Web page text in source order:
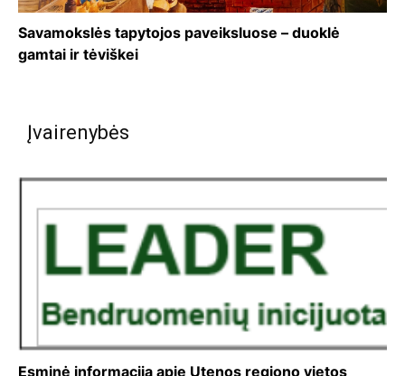
Savamokslės tapytojos paveiksluose – duoklė
gamtai ir tėviškei
Įvairenybės
Esminė informacija apie Utenos regiono vietos